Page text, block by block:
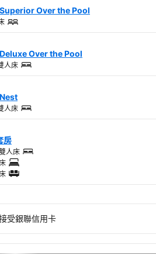
Over the Pool
Over the Pool
人床
人床
房
人床
受銀聯信用卡